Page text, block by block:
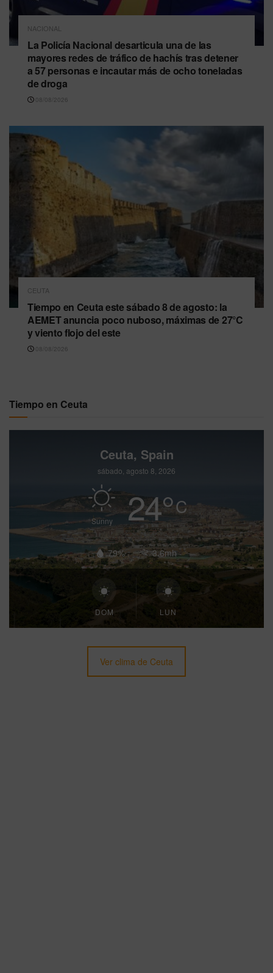
NACIONAL
La Policía Nacional desarticula una de las
mayores redes de tráfico de hachís tras detener
a 57 personas e incautar más de ocho toneladas
de droga
08/08/2026
CEUTA
Tiempo en Ceuta este sábado 8 de agosto: la
AEMET anuncia poco nuboso, máximas de 27°C
y viento flojo del este
08/08/2026
Tiempo en Ceuta
Ceuta, Spain
sábado, agosto 8, 2026
Sunny 24°C
79% 3.6mh
DOM LUN
Ver clima de Ceuta